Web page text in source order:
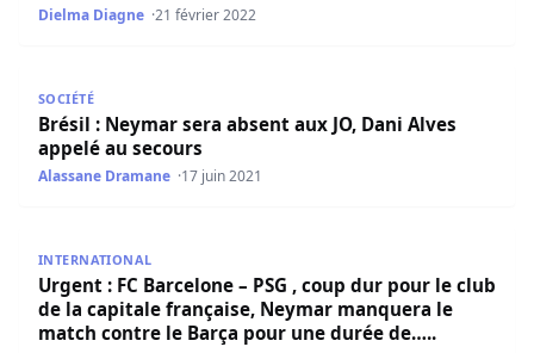
Dielma Diagne 21 février 2022
SOCIÉTÉ
Brésil : Neymar sera absent aux JO, Dani Alves
appelé au secours
Alassane Dramane 17 juin 2021
INTERNATIONAL
Urgent : FC Barcelone – PSG , coup dur pour le club
de la capitale française, Neymar manquera le
match contre le Barça pour une durée de…..